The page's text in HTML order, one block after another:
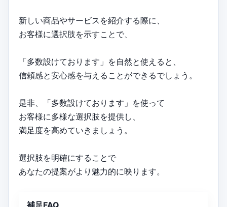
新しい商品やサービスを紹介する際に、
お客様に選択肢を示すことで、
「多数設けております」を自然と使えると、
信頼感と安心感を与えることができるでしょう。
是非、「多数設けております」を使って
お客様に多様な選択肢を提供し、
満足度を高めていきましょう。
選択肢を明確にすることで
あなたの提案がより魅力的に映ります。